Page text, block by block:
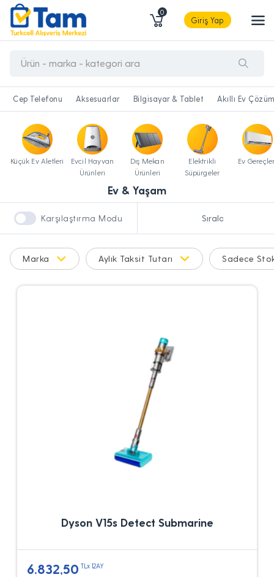
0
Giriş Yap
Cep Telefonu Aksesuarlar Bilgisayar & Tablet Akıllı Ev
Küçük Ev Aletleri
Evcil Hayvan
Ürünleri
Dış Mekan
Ürünleri
Elektrikli
Süpürgeler
Ev
Ev & Yaşam
Karşılaştırma Modu
Dyson V15s Detect Submarine
6.832,50 TLx 12AY
Marka Aylık Taksit Tutarı Sadece